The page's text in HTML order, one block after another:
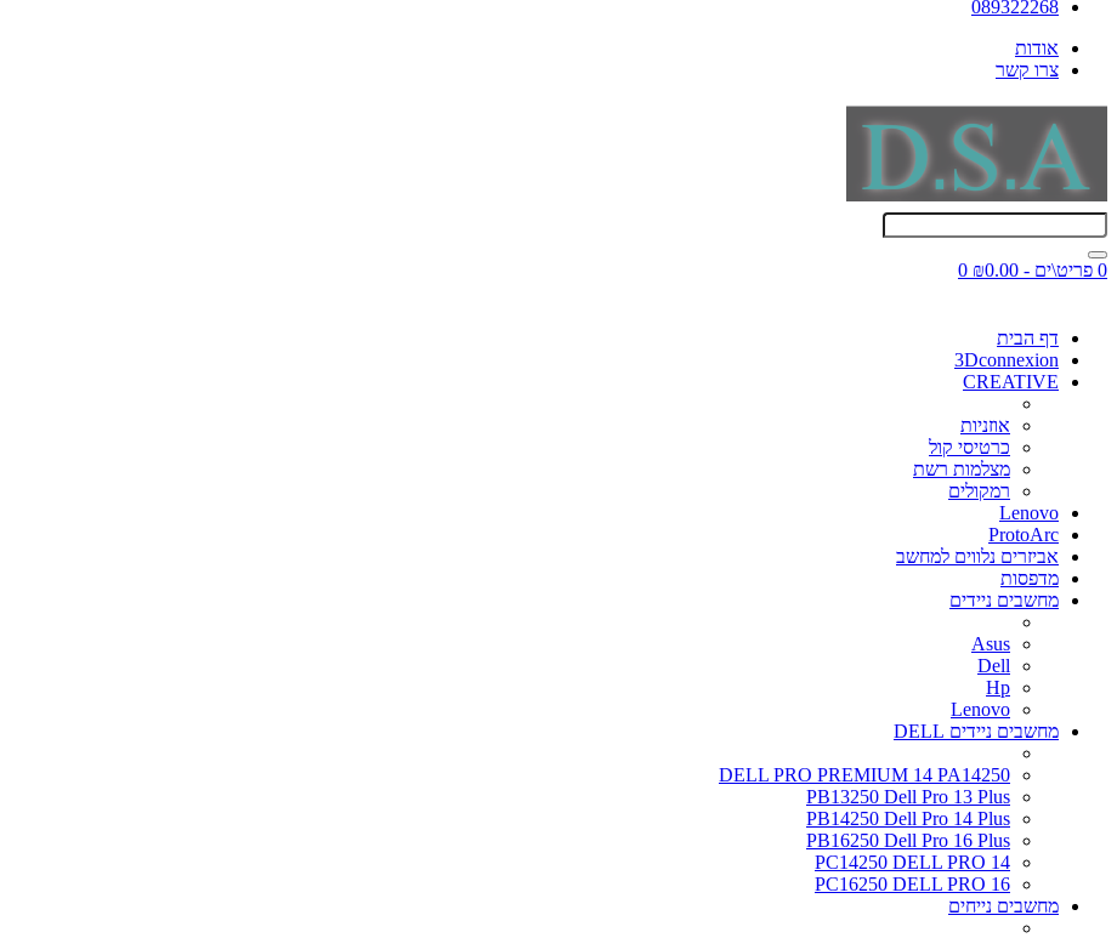
089322268
אודות
צרו קשר
0 פריט\ים - ₪0.00 0
דף הבית
3Dconnexion
CREATIVE
אוזניות
כרטיסי קול
מצלמות רשת
רמקולים
Lenovo
ProtoArc
אביזרים נלווים למחשב
מדפסות
מחשבים ניידים
Asus
Dell
Hp
Lenovo
מחשבים ניידים DELL
DELL PRO PREMIUM 14 PA14250
PB13250 Dell Pro 13 Plus
PB14250 Dell Pro 14 Plus
PB16250 Dell Pro 16 Plus
PC14250 DELL PRO 14
PC16250 DELL PRO 16
מחשבים נייחים